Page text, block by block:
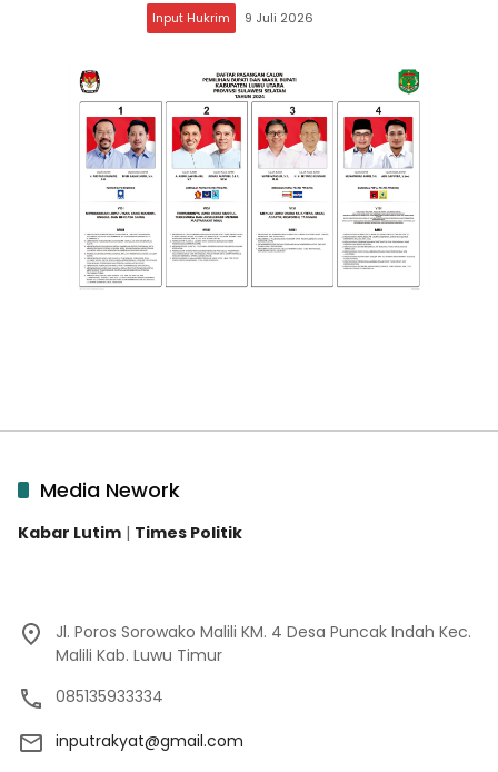
Input Hukrim 9 Juli 2026
Media Nework
Kabar Lutim | Times Politik
Jl. Poros Sorowako Malili KM. 4 Desa Puncak Indah Kec.
Malili Kab. Luwu Timur
085135933334
inputrakyat@gmail.com